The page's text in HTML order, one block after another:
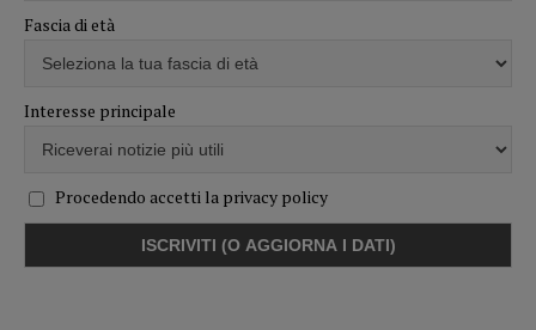
Fascia di età
Interesse principale
Procedendo accetti la privacy policy